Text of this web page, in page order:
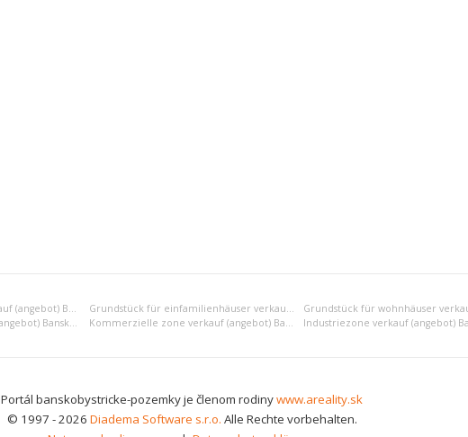
Erholungsgrundstück verkauf (angebot) Banská Bystrica Grundstück für einfamilienhäuser verkauf (angebot) Banská Bystrica
Gemischte zone verkauf (angebot) Banská Bystrica
Kommerzielle zone verkauf (angebot) Banská Bystrica
Portál banskobystricke-pozemky je členom rodinywww.areality.sk
© 1997 - 2026 Diadema Software s.r.o. Alle Rechte vorbehalten.